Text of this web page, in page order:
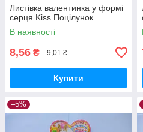
Листівка валентинка у формі
серця Kiss Поцілунок
В наявності
8,56 ₴ 9,01 ₴
Купити
–5%